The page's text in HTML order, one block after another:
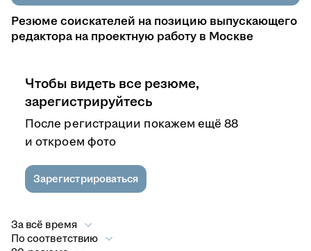
Резюме соискателей на позицию выпускающего
редактора на проектную работу в Москве
Чтобы видеть все резюме,
зарегистрируйтесь
После регистрации покажем ещё 88
и откроем фото
Зарегистрироваться
За всё время
По соответствию